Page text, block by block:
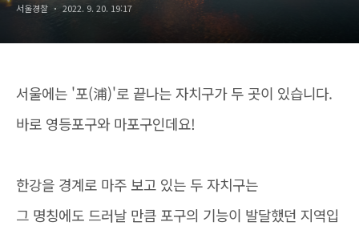
서울경찰 2022. 9. 20. 19:17
서울에는 '포(浦)'로 끝나는 자치구가 두 곳이 있습니다.
바로 영등포구와 마포구인데요!
한강을 경계로 마주 보고 있는 두 자치구는
그 명칭에도 드러날 만큼 포구의 기능이 발달했던 지역입